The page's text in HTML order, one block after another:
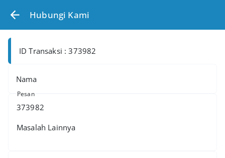
Hubungi Kami
ID Transaksi : 373982
Nama
Pesan